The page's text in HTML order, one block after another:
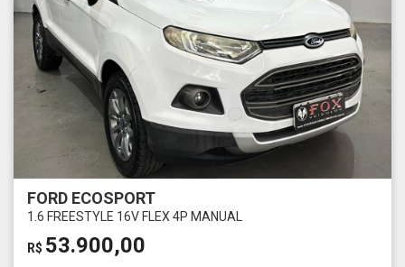
FORD ECOSPORT
1.6 FREESTYLE 16V FLEX 4P MANUAL
R$ 53.900,00